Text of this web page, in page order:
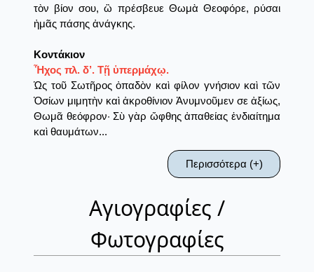
τὸν βίον σου, ὢ πρέσβευε Θωμὰ Θεοφόρε, ρύσαι
ἠμᾶς πάσης ἀνάγκης.
Κοντάκιον
Ἦχος πλ. δ’. Τῇ ὑπερμάχῳ.
Ὡς τοῦ Σωτῆρος ὀπαδὸν καὶ φίλον γνήσιον καὶ τῶν
Ὁσίων μιμητὴν καὶ ἀκροθίνιον Ἀνυμνοῦμεν σε ἀξίως,
Θωμᾶ θεόφρον· Σὺ γὰρ ὤφθης ἀπαθείας ἐνδιαίτημα
καὶ θαυμάτων...
Περισσότερα (+)
Αγιογραφίες /
Φωτογραφίες